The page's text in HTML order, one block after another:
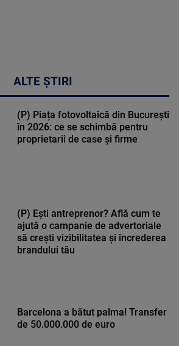
ALTE ȘTIRI
(P) Piața fotovoltaică din București
în 2026: ce se schimbă pentru
proprietarii de case și firme
(P) Ești antreprenor? Află cum te
ajută o campanie de advertoriale
să crești vizibilitatea și încrederea
brandului tău
Barcelona a bătut palma! Transfer
de 50.000.000 de euro